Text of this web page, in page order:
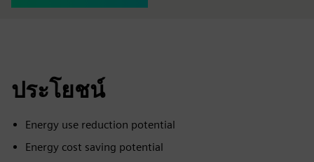
ประโยชน์
Energy use reduction potential
Energy cost saving potential